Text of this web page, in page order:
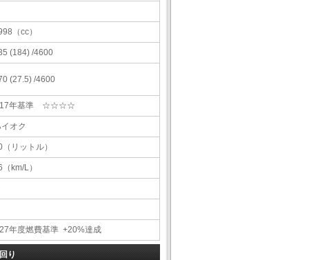
（cc）
(184) /4600
(27.5) /4600
年基準 ☆☆☆☆
オク
（リットル）
（km/L）
年度燃費基準 +20%達成
り